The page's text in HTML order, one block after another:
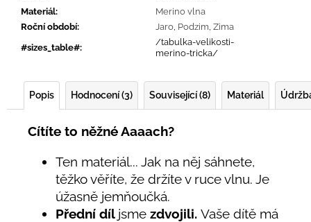
Materiál:
Merino vlna
Roční období: Jaro, Podzim, Zima
#sizes_table#:
/tabulka-velikosti-
merino-tricka/
Popis Hodnocení (3) Související (8) Materiál
Cítíte to něžné Aaaach?
Ten materiál... Jak na něj sáhnete,
těžko věříte, že držíte v ruce vlnu. Je
úžasně jemňoučká.
Přední díl jsme zdvojili. Vaše dítě má